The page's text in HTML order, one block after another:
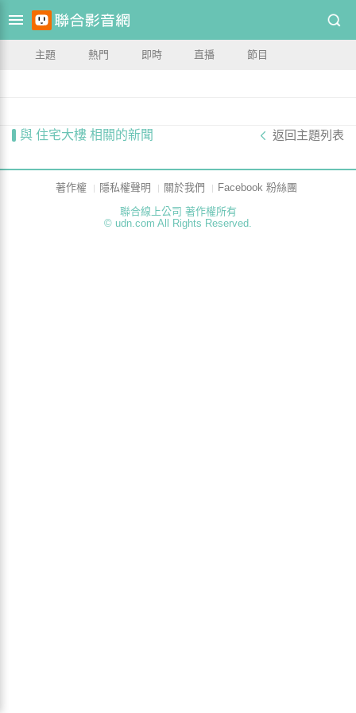
主題 熱門 即時 直播 節目
與 住宅大樓 相關的新聞 返回主題列表
著作權 隱私權聲明 關於我們
Facebook 粉絲團
聯合線上公司 著作權所有
© udn.com All Rights Reserved.